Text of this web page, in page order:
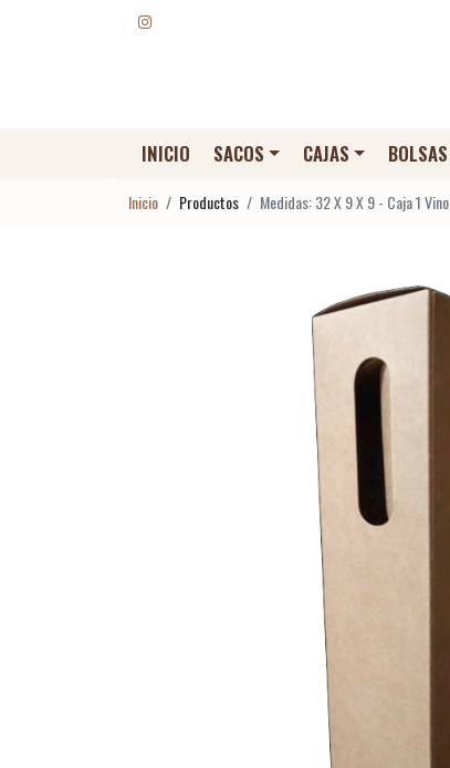
INICIO SACOS CAJAS BOLSAS
Inicio Productos Medidas: 32 X 9 X 9 - Caja 1 Vino